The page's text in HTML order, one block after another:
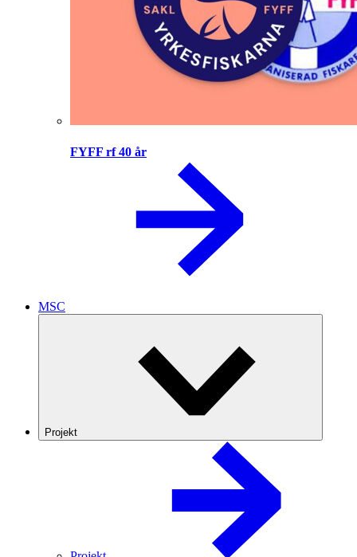
FYFF rf 40 år
MSC
Projekt